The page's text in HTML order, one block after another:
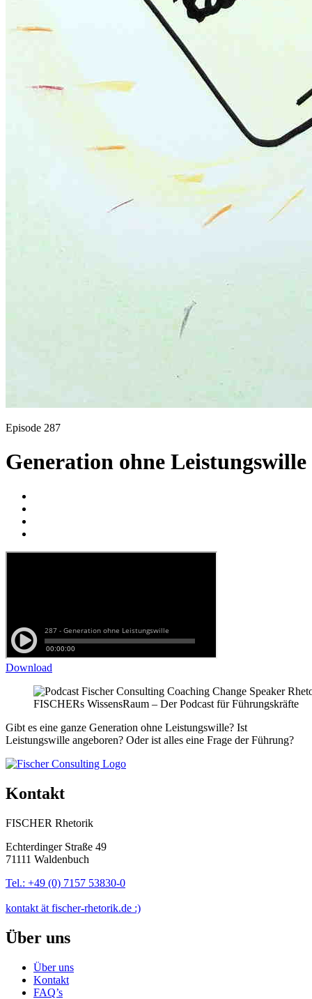
Episode 287
Generation ohne Leistungswille
Download
FISCHERs WissensRaum – Der Podcast für Führungskräfte
Gibt es eine ganze Generation ohne Leistungswille? Ist
Leistungswille angeboren? Oder ist alles eine Frage der Führung?
Kontakt
FISCHER Rhetorik
Echterdinger Straße 49
71111 Waldenbuch
Tel.: +49 (0) 7157 53830-0
kontakt ät fischer-rhetorik.de :)
Über uns
Über uns
Kontakt
FAQ’s